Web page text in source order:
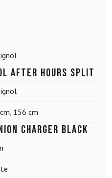
After Hours Split
, 156 cm
Charger Black